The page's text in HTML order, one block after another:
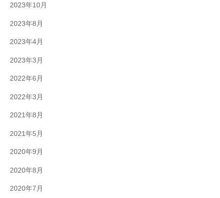
2023年10月
2023年8月
2023年4月
2023年3月
2022年6月
2022年3月
2021年8月
2021年5月
2020年9月
2020年8月
2020年7月